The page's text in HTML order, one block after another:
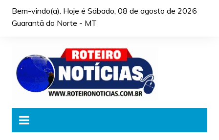
Bem-vindo(a). Hoje é Sábado, 08 de agosto de 2026
Guarantã do Norte - MT